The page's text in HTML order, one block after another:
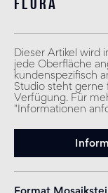
Dieser Artikel wird
jede Oberfläche
kundenspezifisch
Studio steht gerne
Verfügung. Für
"Informationen